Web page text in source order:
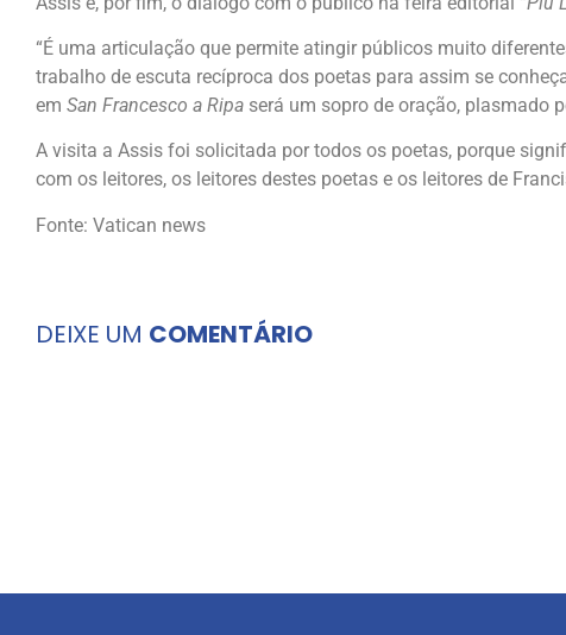
“É uma articulação que permite atingir públicos muito
trabalho de escuta recíproca dos poetas para assim se
em San Francesco a Ripaserá um sopro de oração, plasmado
A visita a Assis foi solicitada por todos os poetas, porque
com os leitores, os leitores destes poetas e os leitores de
Fonte: Vatican news
DEIXE UM COMENTÁRIO